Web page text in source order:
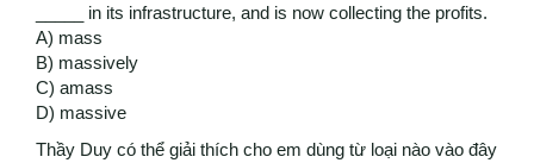
_____ in its infrastructure, and is now collecting the profits.
A) mass
B) massively
C) amass
D) massive
Thầy Duy có thể giải thích cho em dùng từ loại nào vào đây